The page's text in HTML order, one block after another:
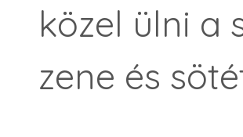
közel ülni a
zene és